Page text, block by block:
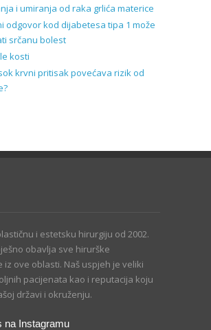
i umiranja od raka grlića materice
odgovor kod dijabetesa tipa 1 može
srčanu bolest
kosti
krvni pritisak povećava rizik od
i estetsku hirurgiju od 2002.
obavlja sve hirurške
iz ove oblasti. Naš uspjeh je veliki
pacijenata kao i reputacija koju
državi i okruženju.
na Instagramu